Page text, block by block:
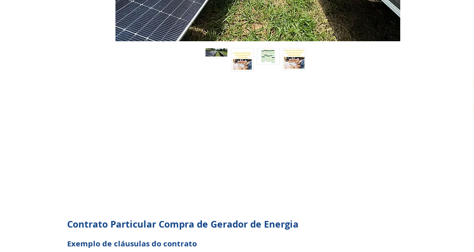
Contrato Particular Compra de Gerador de Energia
Exemplo de cláusulas do contrato